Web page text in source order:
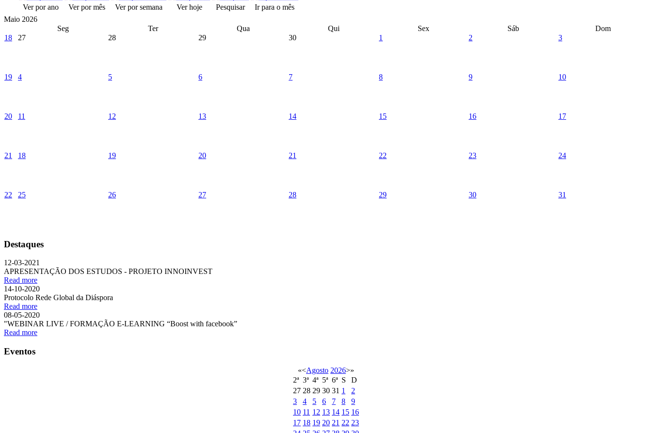
Ver por ano Ver por mês Ver por semana Ver hoje Pesquisar
Ir para o mês
Maio 2026
Seg
Ter Qua Qui Sex Sáb
Dom
18
27 28 29 30 1 2 3
19 4 5 6 7 8 9 10
20 11 12 13 14 15 16 17
21 18 19 20 21 22 23 24
22 25 26 27 28 29 30 31
Destaques
12-03-2021
APRESENTAÇÃO DOS ESTUDOS - PROJETO INNOINVEST
Read more
14-10-2020
Protocolo Rede Global da Diáspora
Read more
08-05-2020
"WEBINAR LIVE / FORMAÇÃO E-LEARNING “Boost with facebook”
Read more
Eventos
«<Agosto 2026>»
2ª 3ª 4ª 5ª 6ª S
D
27 28 29 30 31 1
2
3
4 5 6 7 8
9
10 11 12 13 14 15 16
17 18 19 20 21 22 23